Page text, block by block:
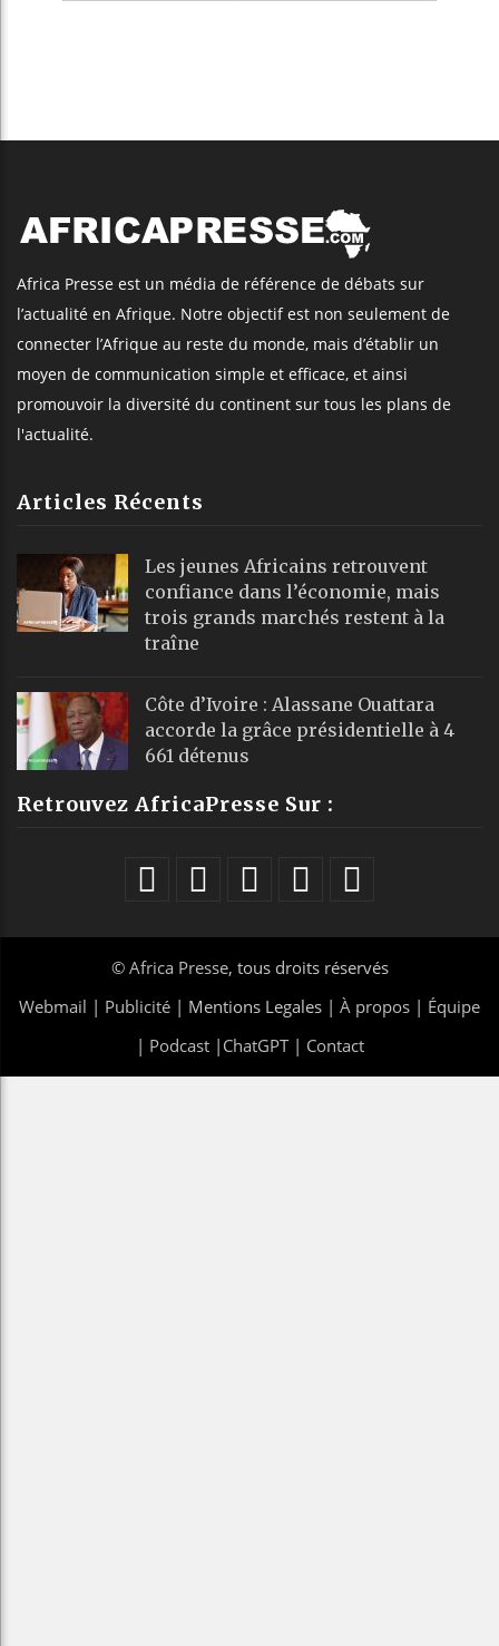
Africa Presse est un média de référence de débats sur
l’actualité en Afrique. Notre objectif est non seulement de
connecter l’Afrique au reste du monde, mais d’établir un
moyen de communication simple et efficace, et ainsi
promouvoir la diversité du continent sur tous les plans de
l'actualité.
Articles Récents
Les jeunes Africains retrouvent
confiance dans l’économie, mais
trois grands marchés restent à la
traîne
Côte d’Ivoire : Alassane Ouattara
accorde la grâce présidentielle à 4
661 détenus
Retrouvez AfricaPresse Sur :
© Africa Presse, tous droits réservés
Webmail | Publicité | Mentions Legales | À propos | Équipe
| Podcast| ChatGPT| Contact